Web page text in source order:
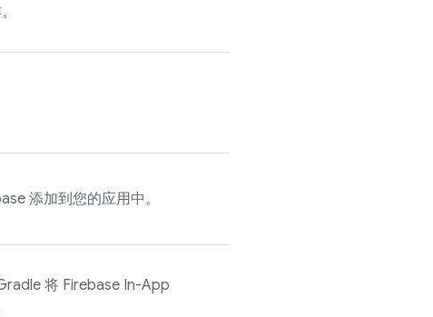
添加到您的应用中。
将 Firebase In-App